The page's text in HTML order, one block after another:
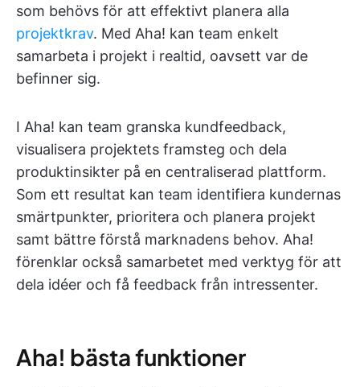
som behövs för att effektivt planera alla
projektkrav. Med Aha! kan team enkelt
samarbeta i projekt i realtid, oavsett var de
befinner sig.
I Aha! kan team granska kundfeedback,
visualisera projektets framsteg och dela
produktinsikter på en centraliserad plattform.
Som ett resultat kan team identifiera kundernas
smärtpunkter, prioritera och planera projekt
samt bättre förstå marknadens behov. Aha!
förenklar också samarbetet med verktyg för att
dela idéer och få feedback från intressenter.
Aha! bästa funktioner